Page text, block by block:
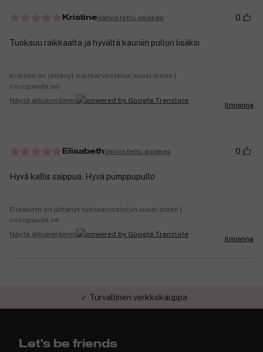
KristineVahvistettu asiakas 0
Tuoksuu raikkaalta ja hyvältä kauniin pullon lisäksi
Kristine on jättänyt tuotearvostelun vuosi sitten |
cocopanda.no
Näytä alkuperäinen
Ilmianna
ElisabethVahvistettu asiakas 0
Hyvä kallis saippua. Hyvä pumppupullo
Elisabeth on jättänyt tuotearvostelun vuosi sitten |
cocopanda.se
Näytä alkuperäinen
Ilmianna
✓ Turvallinen verkkokauppa
Let's be friends